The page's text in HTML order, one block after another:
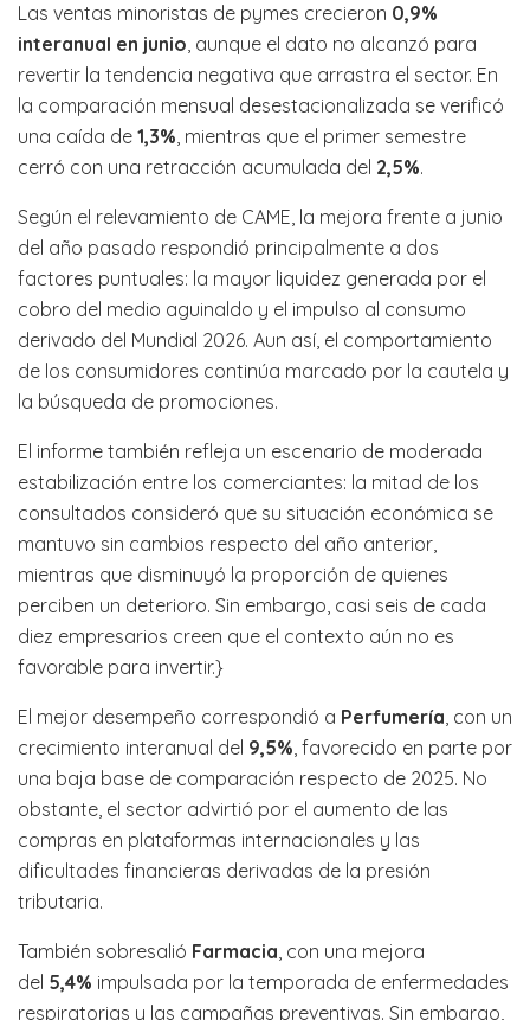
Las ventas minoristas de pymes crecieron 0,9%
interanual en junio, aunque el dato no alcanzó para
revertir la tendencia negativa que arrastra el sector. En
la comparación mensual desestacionalizada se verificó
una caída de 1,3%, mientras que el primer semestre
cerró con una retracción acumulada del 2,5%.
Según el relevamiento de CAME, la mejora frente a junio
del año pasado respondió principalmente a dos
factores puntuales: la mayor liquidez generada por el
cobro del medio aguinaldo y el impulso al consumo
derivado del Mundial 2026. Aun así, el comportamiento
de los consumidores continúa marcado por la cautela y
la búsqueda de promociones.
El informe también refleja un escenario de moderada
estabilización entre los comerciantes: la mitad de los
consultados consideró que su situación económica se
mantuvo sin cambios respecto del año anterior,
mientras que disminuyó la proporción de quienes
perciben un deterioro. Sin embargo, casi seis de cada
diez empresarios creen que el contexto aún no es
favorable para invertir.}
El mejor desempeño correspondió a Perfumería, con un
crecimiento interanual del 9,5%, favorecido en parte por
una baja base de comparación respecto de 2025. No
obstante, el sector advirtió por el aumento de las
compras en plataformas internacionales y las
dificultades financieras derivadas de la presión
tributaria.
También sobresalió Farmacia, con una mejora
del 5,4% impulsada por la temporada de enfermedades
respiratorias y las campañas preventivas. Sin embargo,